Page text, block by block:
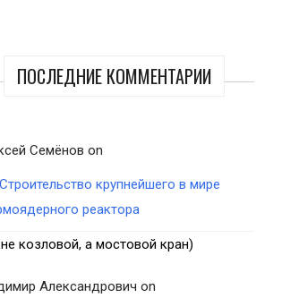
ПОСЛЕДНИЕ КОММЕНТАРИИ
Семёнов on
Строительство крупнейшего в мире
реактора
козловой, а мостовой кран)
Александрович on